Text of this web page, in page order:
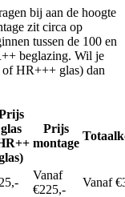
bij aan de hoogte
zit circa op
tussen de 100 en
beglazing. Wil je
HR+++ glas) dan
glas
Prijs
montage
Vanaf
€225,-
Vanaf